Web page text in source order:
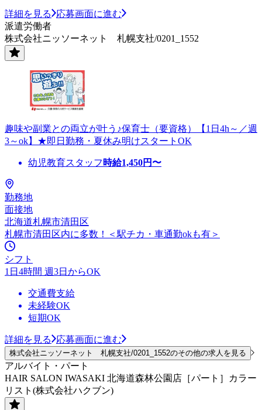
詳細を見る
応募画面に進む
派遣労働者
株式会社ニッソーネット 札幌支社/0201_1552
趣味や副業との両立が叶う♪保育士（要資格）【1日4h～／週
3～ok】★即日勤務・夏休み明けスタートOK
幼児教育スタッフ 時給1,450円〜
勤務地
面接地
北海道札幌市清田区
札幌市清田区内に多数！＜駅チカ・車通勤okも有＞
シフト
1日4時間 週3日からOK
交通費支給
未経験OK
短期OK
詳細を見る 応募画面に進む
株式会社ニッソーネット 札幌支社/0201_1552のその他の求人を見る
アルバイト・パート
HAIR SALON IWASAKI 北海道森林公園店［パート］カラー
リスト(株式会社ハクブン)